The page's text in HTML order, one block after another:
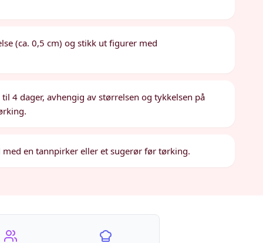
(ca. 0,5 cm) og stikk ut figurer med
4 dager, avhengig av størrelsen og tykkelsen på
en tannpirker eller et sugerør før tørking.